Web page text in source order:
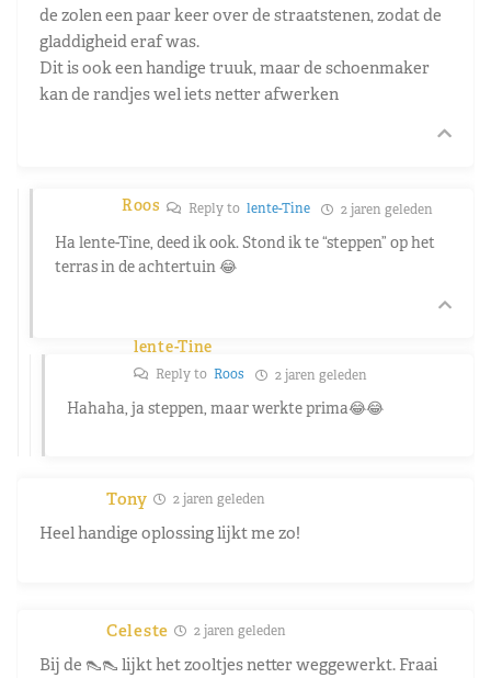
de zolen een paar keer over de straatstenen, zodat de
gladdigheid eraf was.
Dit is ook een handige truuk, maar de schoenmaker
kan de randjes wel iets netter afwerken
Roos Reply to lente-Tine 2 jaren geleden
Ha lente-Tine, deed ik ook. Stond ik te “steppen” op het
terras in de achtertuin 😂
lente-Tine
Reply to Roos 2 jaren geleden
Hahaha, ja steppen, maar werkte prima😂😂
Tony 2 jaren geleden
Heel handige oplossing lijkt me zo!
Celeste 2 jaren geleden
Bij de 👠👠 lijkt het zooltjes netter weggewerkt. Fraai